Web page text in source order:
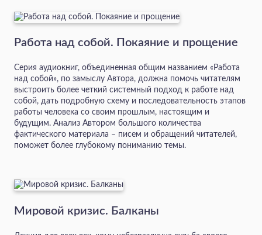
Работа над собой. Покаяние и прощение
Серия аудиокниг, объединенная общим названием «Работа
над собой», по замыслу Автора, должна помочь читателям
выстроить более четкий системный подход к работе над
собой, дать подробную схему и последовательность этапов
работы человека со своим прошлым, настоящим и
будущим. Анализ Автором большого количества
фактического материала – писем и обращений читателей,
поможет более глубокому пониманию темы.
Мировой кризис. Балканы